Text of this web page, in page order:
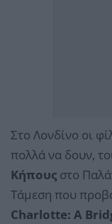
Στο Λονδίνο οι
πολλά να δουν,
Κήπους στο
Τάμεση που
Charlotte: A